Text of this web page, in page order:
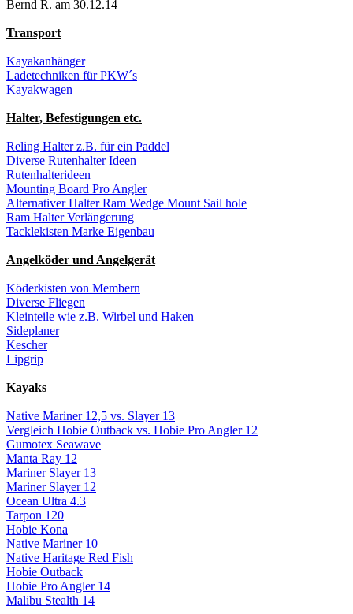
Bernd R. am 30.12.14
Transport
Kayakanhänger
Ladetechniken für PKW´s
Kayakwagen
Halter, Befestigungen etc.
Reling Halter z.B. für ein Paddel
Diverse Rutenhalter Ideen
Rutenhalterideen
Mounting Board Pro Angler
Alternativer Halter Ram Wedge Mount Sail hole
Ram Halter Verlängerung
Tacklekisten Marke Eigenbau
Angelköder und Angelgerät
Köderkisten von Membern
Diverse Fliegen
Kleinteile wie z.B. Wirbel und Haken
Sideplaner
Kescher
Lipgrip
Kayaks
Native Mariner 12,5 vs. Slayer 13
Vergleich Hobie Outback vs. Hobie Pro Angler 12
Gumotex Seawave
Manta Ray 12
Mariner Slayer 13
Mariner Slayer 12
Ocean Ultra 4.3
Tarpon 120
Hobie Kona
Native Mariner 10
Native Haritage Red Fish
Hobie Outback
Hobie Pro Angler 14
Malibu Stealth 14